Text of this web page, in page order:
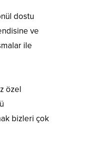
dostu
ve
ile
özel
bizleri çok